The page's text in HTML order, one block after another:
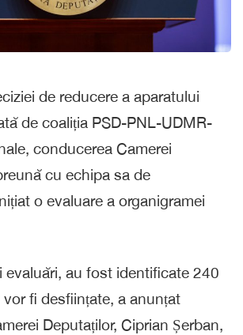
de reducere a aparatului
de coaliția PSD-PNL-UDMR-
conducerea Camerei
cu echipa sa de
o evaluare a organigramei
evaluări, au fost identificate 240
fi desființate, a anunțat
Deputaților, Ciprian Șerban,